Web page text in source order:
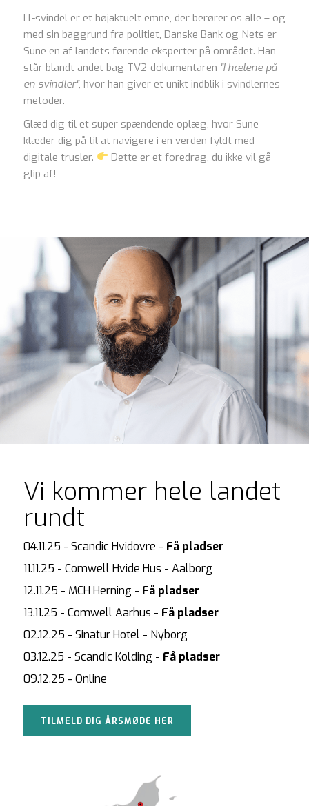
IT-svindel er et højaktuelt emne, der berører os alle – og
med sin baggrund fra politiet, Danske Bank og Nets er
Sune en af landets førende eksperter på området. Han
står blandt andet bag TV2-dokumentaren "I hælene på
en svindler", hvor han giver et unikt indblik i svindlernes
metoder.
Glæd dig til et super spændende oplæg, hvor Sune
klæder dig på til at navigere i en verden fyldt med
digitale trusler.
Dette er et foredrag, du ikke vil gå
glip af!
Vi kommer hele landet
rundt
04.11.25 - Scandic Hvidovre - Få pladser
11.11.25 - Comwell Hvide Hus - Aalborg
12.11.25 - MCH Herning - Få pladser
13.11.25 - Comwell Aarhus - Få pladser
02.12.25 - Sinatur Hotel - Nyborg
03.12.25 - Scandic Kolding - Få pladser
09.12.25 - Online
TILMELD DIG ÅRSMØDE HER